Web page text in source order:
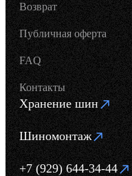
Возврат
Публичная оферта
FAQ
Контакты
Хранение шин
Шиномонтаж
+7 (929) 644-34-44